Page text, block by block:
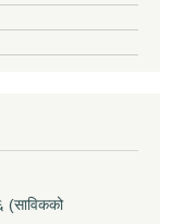
(साविकको